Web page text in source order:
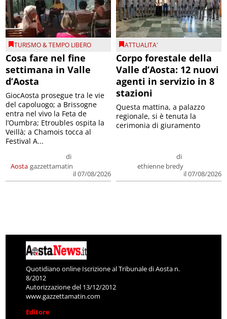
TURISMO & TEMPO LIBERO
Cosa fare nel fine
settimana in Valle
d’Aosta
Aosta
di
gazzettamatin
il 07/08/2026
GiocAosta prosegue tra le vie
del capoluogo; a Brissogne
entra nel vivo la Feta de
l’Oumbra; Etroubles ospita la
Veillà; a Chamois tocca al
Festival A...
ATTUALITA'
Corpo forestale della
Valle d’Aosta: 12 nuovi
agenti in servizio in 8
stazioni
di
ethienne bredy
il 07/08/2026
Questa mattina, a palazzo
regionale, si è tenuta la
cerimonia di giuramento
Quotidiano online Iscrizione al Tribunale di Aosta n.
8/2012
Autorizzazione del 13/12/2012
www.gazzettamatin.com
Editore